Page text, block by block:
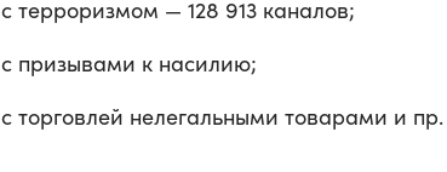
с терроризмом — 128 913 каналов;
с призывами к насилию;
с торговлей нелегальными товарами и пр.